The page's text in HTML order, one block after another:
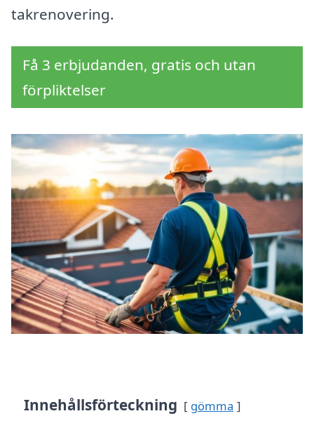
takrenovering.
Få 3 erbjudanden, gratis och utan
förpliktelser
Innehållsförteckning gömma